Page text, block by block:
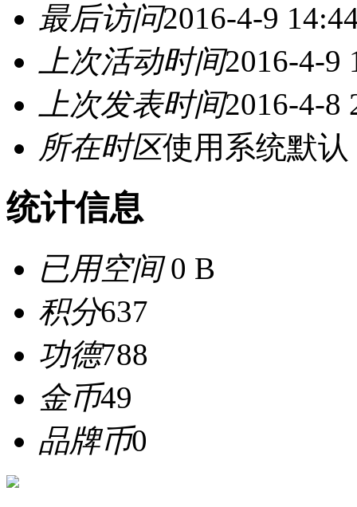
最后访问2016-4-9
上次活动时间2016-4-9
上次发表时间2016-4-8
所在时区使用系统默认
统计信息
已用空间0 B
积分637
功德788
金币49
品牌币0